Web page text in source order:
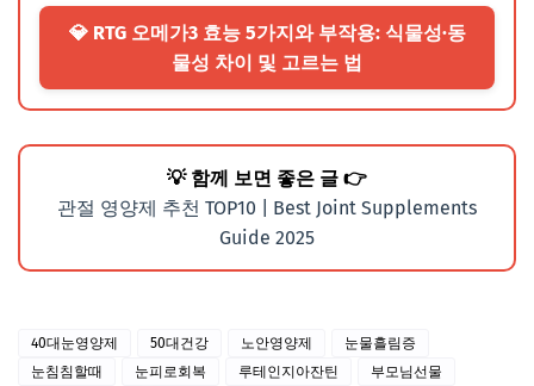
💎 RTG 오메가3 효능 5가지와 부작용: 식물성·동
물성 차이 및 고르는 법
💡 함께 보면 좋은 글 👉
관절 영양제 추천 TOP10 | Best Joint Supplements
Guide 2025
40대눈영양제 50대건강 노안영양제
눈물흘림증
눈침침할때
눈피로회복 루테인지아잔틴
부모님선물